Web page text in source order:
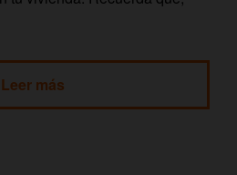
Leer más